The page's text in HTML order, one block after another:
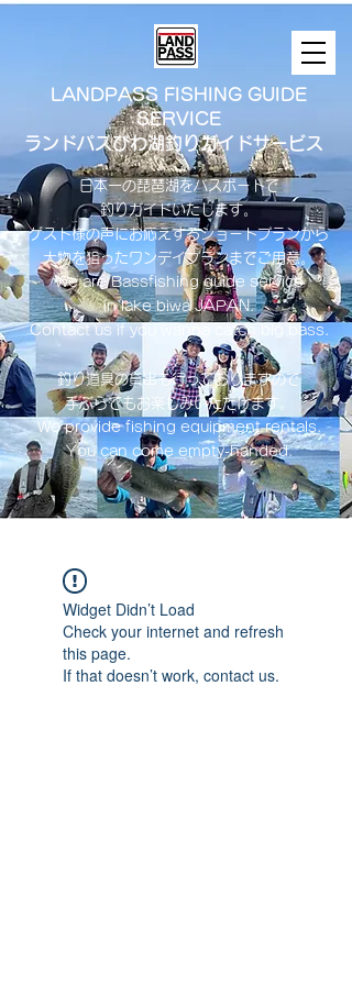
LANDPASS FISHING GUIDE
SERVICE
ランドパスびわ湖釣りガイドサービス
日本一の琵琶湖をバスボートで
釣りガイドいたします。
​ゲスト様の声にお応えするショートプランから
大物を狙ったワンデイプランまでご用意。
​We are Bassfishing guide service
in lake biwa ​JAPAN.
Contact us if you wanna catch big bass.
釣り道具の貸出も行っておりますので
手ぶらでもお楽しみいただけます。
We provide fishing equipment rentals.
You can come empty-handed.
Widget Didn’t Load
Check your internet and refresh
this page.
If that doesn’t work, contact us.